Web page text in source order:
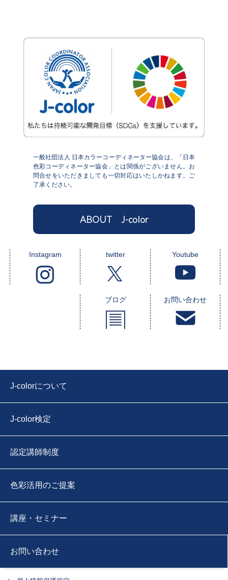
一般社団法人 日本カラーコーディネーター協会は、「日本
色彩コーディネーター協会」とは関係がございません。お
問合せをいただきましても一切対応はいたしかねます。ご
了承ください。
ABOUT J-color
Instagram twitter Youtube
ブログ お問い合わせ
J-colorについて
J-color検定
認定講師制度
色彩活用のご提案
講座・セミナー
お問い合わせ